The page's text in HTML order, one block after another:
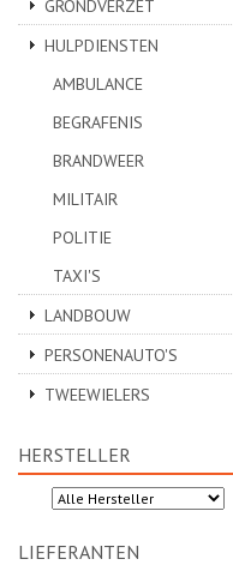
GRONDVERZET
HULPDIENSTEN
AMBULANCE
BEGRAFENIS
BRANDWEER
MILITAIR
POLITIE
TAXI'S
LANDBOUW
PERSONENAUTO'S
TWEEWIELERS
HERSTELLER
LIEFERANTEN